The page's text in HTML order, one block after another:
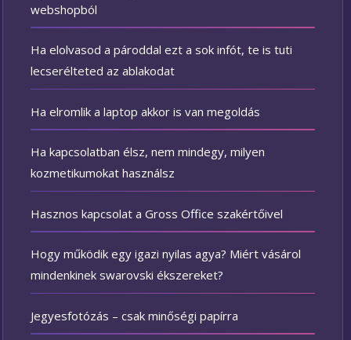
webshopból
Ha elolvasod a pároddal ezt a sok infót, te is tuti
lecserélteted az ablakodat
Ha elromlik a laptop akkor is van megoldás
Ha kapcsolatban élsz, nem mindegy, milyen
kozmetikumokat használsz
Hasznos kapcsolat a Gross Office szakértőivel
Hogy működik egy igazi nyilas agya? Miért vásárol
mindenkinek swarovski ékszereket?
Jegyesfotózás – csak minőségi papírra